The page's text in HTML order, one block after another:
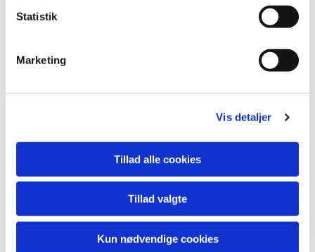
Statistik
Marketing
Vis detaljer
Tillad alle cookies
Tillad valgte
Kun nødvendige cookies
på en gennemført figurlig dekoration af nogen
dansk kirke før i den allernyeste tid... Sionskirkens
dekoration bliver således en begivenhed i dansk
malerkunsts historie".